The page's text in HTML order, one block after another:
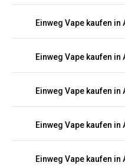
Einweg Vape kaufen in
Einweg Vape kaufen in
Einweg Vape kaufen in
Einweg Vape kaufen
Einweg Vape kaufen in